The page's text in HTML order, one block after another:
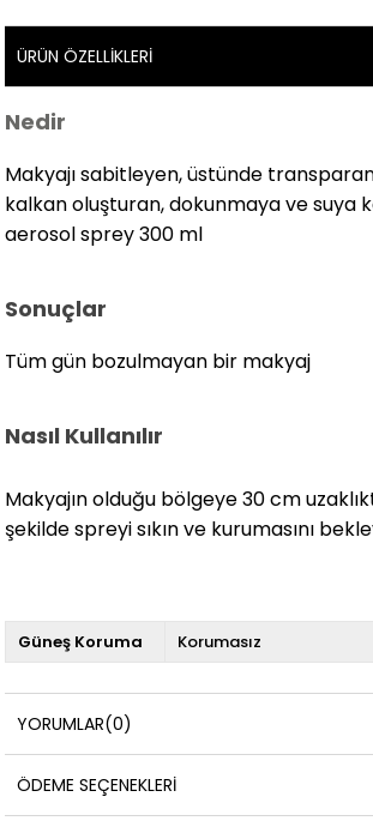
ÜRÜN ÖZELLIKLERI
Nedir
Makyajı sabitleyen, üstünde
kalkan oluşturan, dokunmaya ve suya
aerosol sprey300 ml
Sonuçlar
Tüm gün bozulmayan bir makyaj
Nasıl Kullanılır
Makyajın olduğu bölgeye 30 cm
şekilde spreyi sıkın ve kurumasını
Güneş Koruma Korumasız
YORUMLAR(0)
ÖDEME SEÇENEKLERI